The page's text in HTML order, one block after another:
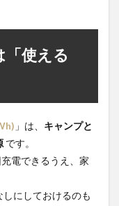
使える
」は、 キャンプと
です。
電できるうえ、家
にしておけるのも